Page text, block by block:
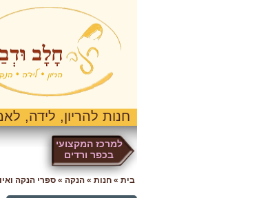
חנות להריון, לידה,
למרכז המקצועי
בכפר ורדים
בית » חנות » הנקה » ספרי הנקה